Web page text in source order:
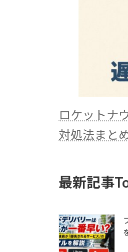
ロケットナ
対処法まと
最新記事